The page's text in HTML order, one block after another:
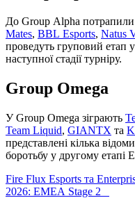
До Group Alpha потрапили
Mates, BBL Esports, Natus
проведуть груповий етап
наступної стадії турніру.
Group Omega
У Group Omega зіграють
Team Liquid, GIANTX та
представлені кілька
боротьбу у другому етапі
Fire Flux Esports та
2026: EMEA Stage 2